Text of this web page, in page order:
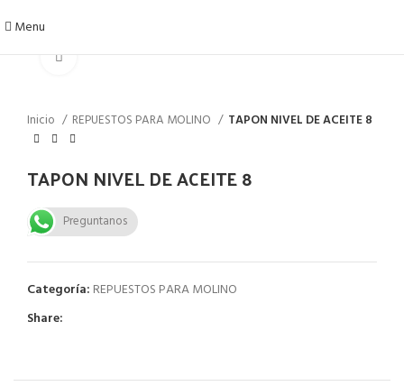
Menu
Inicio REPUESTOS PARA MOLINO TAPON NIVEL DE ACEITE 8
TAPON NIVEL DE ACEITE 8
Preguntanos
Categoría: REPUESTOS PARA MOLINO
Share: